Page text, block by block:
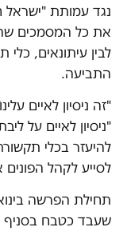
נגד עמותת "ישראל
את כל המסמכים
לבין עיתונאים,
התביעה.
"זה ניסיון לאיים
"ניסיון לאיים על
להיעזר בכלי
לסייע לקהל הפונים
תחילת הפרשה
שעבד כטבח בסניף